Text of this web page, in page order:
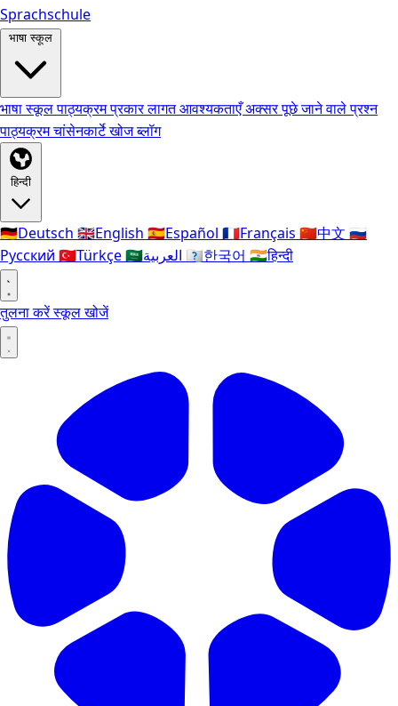
Sprachschule
भाषा स्कूल
भाषा स्कूलपाठ्यक्रम प्रकारलागतआवश्यकताएँअक्सर पूछे जाने वाले प्रश्न
पाठ्यक्रमचांसेनकार्टेखोजब्लॉग
हिन्दी
🇩🇪Deutsch 🇬🇧English 🇪🇸Español 🇫🇷Français 🇨🇳中文 🇷🇺
Русский 🇹🇷Türkçe🇸🇦 🇰🇷한국어 🇮🇳हिन्दी
तुलना करेंस्कूल खोजें